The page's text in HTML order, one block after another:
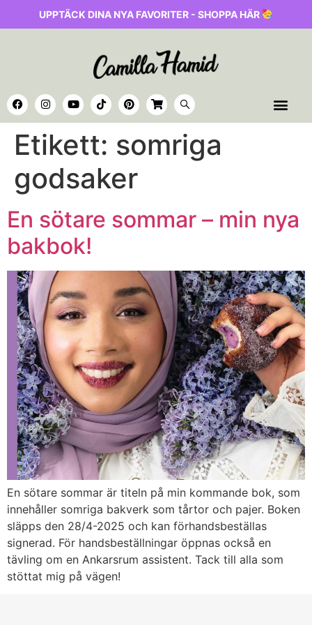
UPPTÄCK DINA NYA FAVORITER - SHOPPA HÄR
Etikett: somriga
godsaker
En sötare sommar – min nya
bakbok!
En sötare sommar är titeln på min kommande bok, som
innehåller somriga bakverk som tårtor och pajer. Boken
släpps den 28/4-2025 och kan förhandsbeställas
signerad. För handsbeställningar öppnas också en
tävling om en Ankarsrum assistent. Tack till alla som
stöttat mig på vägen!